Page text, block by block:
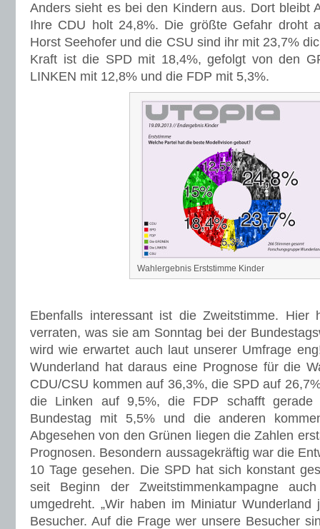
Anders sieht es bei den Kindern aus. Dort bleibt
Ihre CDU holt 24,8%. Die größte Gefahr droht
Horst Seehofer und die CSU sind ihr mit 23,7%
Kraft ist die SPD mit 18,4%, gefolgt von den
LINKEN mit 12,8% und die FDP mit 5,3%.
Wahlergebnis Erststimme Kinder
Ebenfalls interessant ist die Zweitstimme. Hier
verraten, was sie am Sonntag bei der
wird wie erwartet auch laut unserer Umfrage
Wunderland hat daraus eine Prognose für die
CDU/CSU kommen auf 36,3%, die SPD auf
die Linken auf 9,5%, die FDP schafft
Bundestag mit 5,5% und die anderen
Abgesehen von den Grünen liegen die Zahlen
Prognosen. Besondern aussagekräftig war die
10 Tage gesehen. Die SPD hat sich konstant
seit Beginn der Zweitstimmenkampagne
umgedreht. „Wir haben im Miniatur
Besucher. Auf die Frage wer unsere Besucher